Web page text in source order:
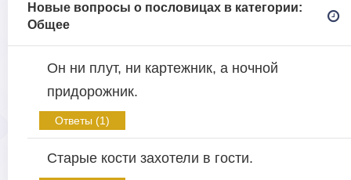
Новые вопросы о пословицах в категории:
Общее
Он ни плут, ни картежник, а ночной
придорожник.
Ответы (1)
Старые кости захотели в гости.